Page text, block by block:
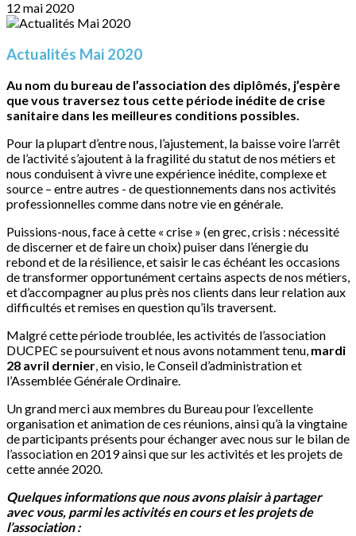
12 mai 2020
Actualités Mai 2020
Au nom du bureau de l’association des diplômés, j’espère
que vous traversez tous cette période inédite de crise
sanitaire dans les meilleures conditions possibles.
Pour la plupart d’entre nous, l’ajustement, la baisse voire l’arrêt
de l’activité s’ajoutent à la fragilité du statut de nos métiers et
nous conduisent à vivre une expérience inédite, complexe et
source – entre autres - de questionnements dans nos activités
professionnelles comme dans notre vie en générale.
Puissions-nous, face à cette « crise » (en grec, crisis : nécessité
de discerner et de faire un choix) puiser dans l’énergie du
rebond et de la résilience, et saisir le cas échéant les occasions
de transformer opportunément certains aspects de nos métiers,
et d’accompagner au plus près nos clients dans leur relation aux
difficultés et remises en question qu’ils traversent.
Malgré cette période troublée, les activités de l’association
DUCPEC se poursuivent et nous avons notamment tenu, mardi
28 avril dernier, en visio, le Conseil d’administration et
l’Assemblée Générale Ordinaire.
Un grand merci aux membres du Bureau pour l’excellente
organisation et animation de ces réunions, ainsi qu’à la vingtaine
de participants présents pour échanger avec nous sur le bilan de
l’association en 2019 ainsi que sur les activités et les projets de
cette année 2020.
Quelques informations que nous avons plaisir à partager
avec vous, parmi les activités en cours et les projets de
l’association :